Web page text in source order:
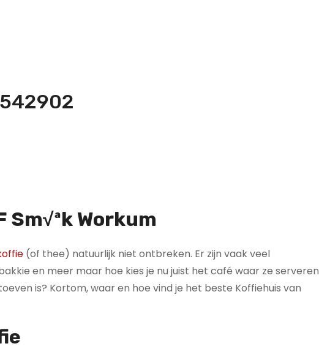
Sm√ªk Workum
(of thee) natuurlijk niet ontbreken. Er zijn vaak veel
en meer maar hoe kies je nu juist het café waar ze serveren
is? Kortom, waar en hoe vind je het beste Koffiehuis van